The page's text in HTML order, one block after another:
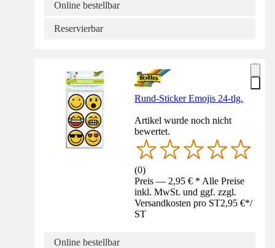
Online bestellbar
Reservierbar
Rund-Sticker Emojis 24-tlg.
Artikel wurde noch nicht
bewertet.
(0)
Preis — 2,95 € * Alle Preise
inkl. MwSt. und ggf. zzgl.
Versandkosten pro ST2,95 €*/
ST
Online bestellbar